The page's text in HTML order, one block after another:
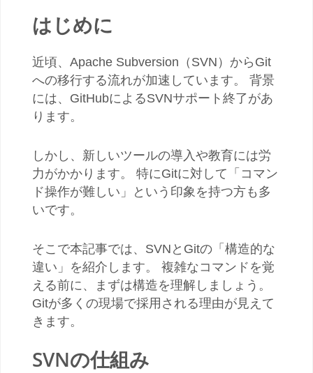
はじめに
近頃、Apache Subversion（SVN）からGit
への移行する流れが加速しています。 背景
には、GitHubによるSVNサポート終了があ
ります。
しかし、新しいツールの導入や教育には労
力がかかります。 特にGitに対して「コマン
ド操作が難しい」という印象を持つ方も多
いです。
そこで本記事では、SVNとGitの「構造的な
違い」を紹介します。 複雑なコマンドを覚
える前に、まずは構造を理解しましょう。
Gitが多くの現場で採用される理由が見えて
きます。
SVNの仕組み